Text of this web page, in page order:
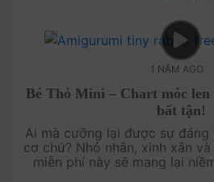
1 NĂM AGO
Bé Thỏ Mini – Chart móc
bất tận!
Ai mà cưỡng lại được sự đáng
cơ chứ? Nhỏ nhắn, xinh xắn
miễn phí này sẽ mang lại